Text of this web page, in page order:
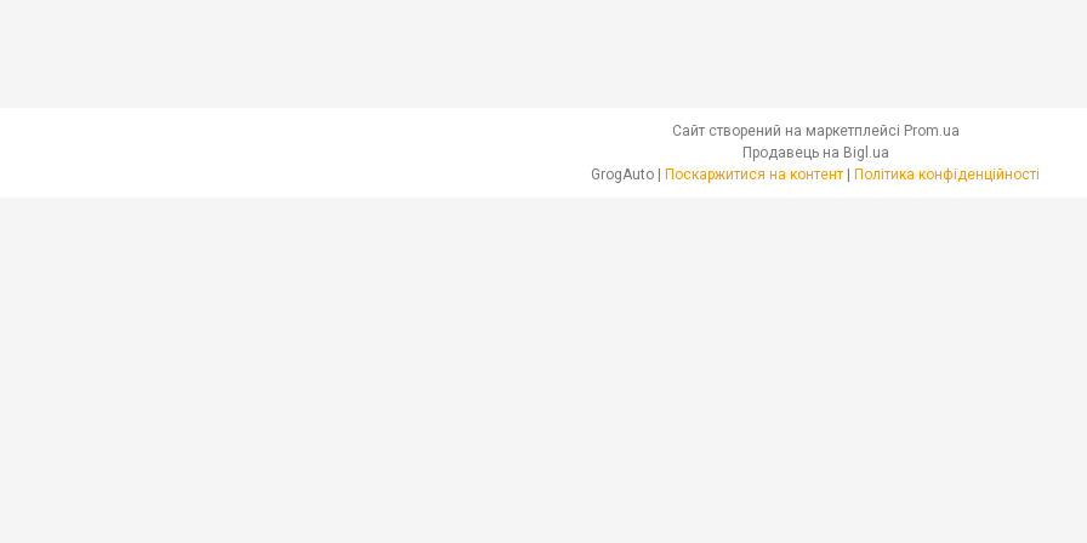
Сайт створений на маркетплейсі Prom.ua
Продавець на Bigl.ua
GrogAuto | Поскаржитися на контент | Політика конфіденційності